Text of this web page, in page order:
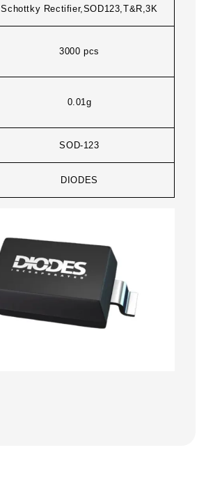
Schottky Rectifier,SOD123,T&R,3K
3000 pcs
0.01g
SOD-123
DIODES